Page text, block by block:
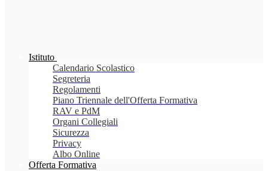
Istituto
Calendario Scolastico
Segreteria
Regolamenti
Piano Triennale dell'Offerta Formativa
RAV e PdM
Organi Collegiali
Sicurezza
Privacy
Albo Online
Offerta Formativa